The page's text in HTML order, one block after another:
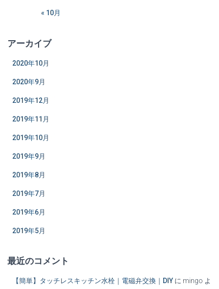
« 10月
アーカイブ
2020年10月
2020年9月
2019年12月
2019年11月
2019年10月
2019年9月
2019年8月
2019年7月
2019年6月
2019年5月
最近のコメント
【簡単】タッチレスキッチン水栓｜電磁弁交換｜DIY に mingo よ